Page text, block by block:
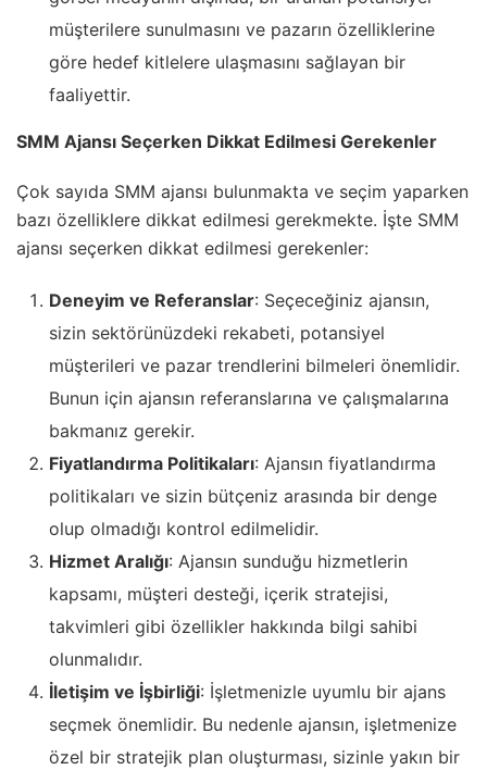
müşterilere sunulmasını ve pazarın özelliklerine
göre hedef kitlelere ulaşmasını sağlayan bir
faaliyettir.
SMM Ajansı Seçerken Dikkat Edilmesi Gerekenler
Çok sayıda SMM ajansı bulunmakta ve seçim yaparken
bazı özelliklere dikkat edilmesi gerekmekte. İşte SMM
ajansı seçerken dikkat edilmesi gerekenler:
Deneyim ve Referanslar: Seçeceğiniz ajansın,
sizin sektörünüzdeki rekabeti, potansiyel
müşterileri ve pazar trendlerini bilmeleri önemlidir.
Bunun için ajansın referanslarına ve çalışmalarına
bakmanız gerekir.
Fiyatlandırma Politikaları: Ajansın fiyatlandırma
politikaları ve sizin bütçeniz arasında bir denge
olup olmadığı kontrol edilmelidir.
Hizmet Aralığı: Ajansın sunduğu hizmetlerin
kapsamı, müşteri desteği, içerik stratejisi,
takvimleri gibi özellikler hakkında bilgi sahibi
olunmalıdır.
İletişim ve İşbirliği: İşletmenizle uyumlu bir ajans
seçmek önemlidir. Bu nedenle ajansın, işletmenize
özel bir stratejik plan oluşturması, sizinle yakın bir